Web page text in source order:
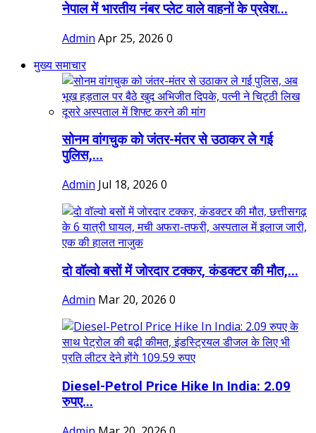
नेपाल में भारतीय नंबर प्लेट वाले वाहनों के प्रवेश...
Admin Apr 25, 2026 0
मुख्य समाचार
सोनम वांगचुक को जंतर-मंतर से उठाकर ले गई
पुलिस,...
Admin Jul 18, 2026 0
दो वॉल्वो बसों में जोरदार टक्कर, कंडक्टर की मौत,...
Admin Mar 20, 2026 0
Diesel-Petrol Price Hike In India: 2.09
रुपए...